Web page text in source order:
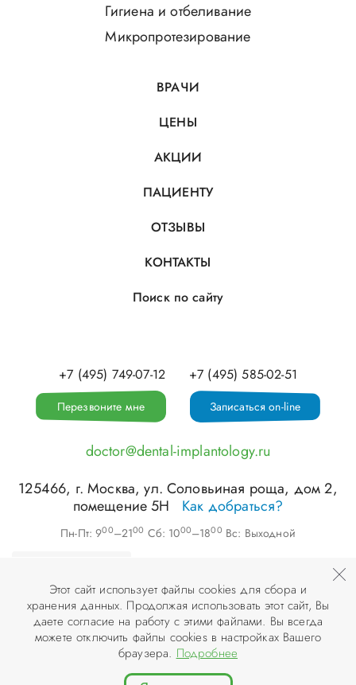
Гигиена и отбеливание
Микропротезирование
ВРАЧИ
ЦЕНЫ
АКЦИИ
ПАЦИЕНТУ
ОТЗЫВЫ
КОНТАКТЫ
Поиск по сайту
+7 (495) 749-07-12 +7 (495) 585-02-51
Перезвоните мне Записаться on-line
doctor@dental-implantology.ru
125466, г.Москва,ул. Соловьиная роща, дом 2,
помещение 5Н
Как добраться?
Пн-Пт: 900–2100 Сб: 1000–1800 Вс: Выходной
©ООО «АПЕКС-Д», 2026
© Разработка и дизайн сайта «Инфодизайн» , 2007–2026
Этот сайт использует файлы cookies для сбора и
хранения данных. Продолжая использовать этот сайт, Вы
даете согласие на работу с этими файлами. Вы всегда
можете отключить файлы cookies в настройках Вашего
браузера. Подробнее